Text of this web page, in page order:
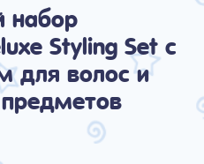
набор
Styling Set с
для волос и